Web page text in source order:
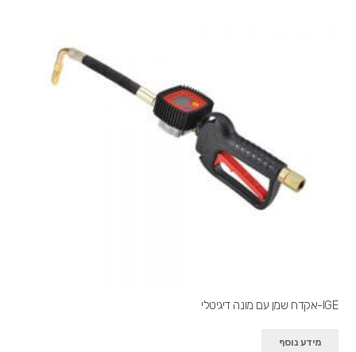
IGE-אקדח שמן עם מונה דיגיטלי
מידע נוסף